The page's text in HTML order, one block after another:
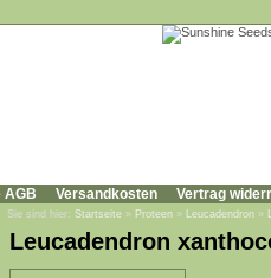
AGB Versandkosten Vertrag
Sie sind hier: Startseite » Proteen » Leucadendron »
Leucadendron